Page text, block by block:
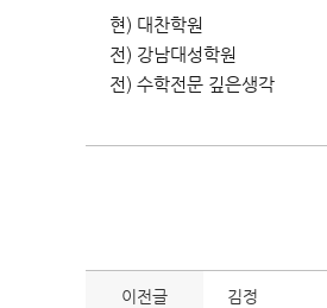
현) 대찬학원
전) 강남대성학원
전) 수학전문 깊은생각
이전글 김정